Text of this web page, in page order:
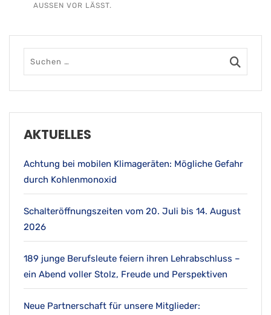
AUSSEN VOR LÄSST.
AKTUELLES
Achtung bei mobilen Klimageräten: Mögliche Gefahr
durch Kohlenmonoxid
Schalteröffnungszeiten vom 20. Juli bis 14. August
2026
189 junge Berufsleute feiern ihren Lehrabschluss –
ein Abend voller Stolz, Freude und Perspektiven
Neue Partnerschaft für unsere Mitglieder: